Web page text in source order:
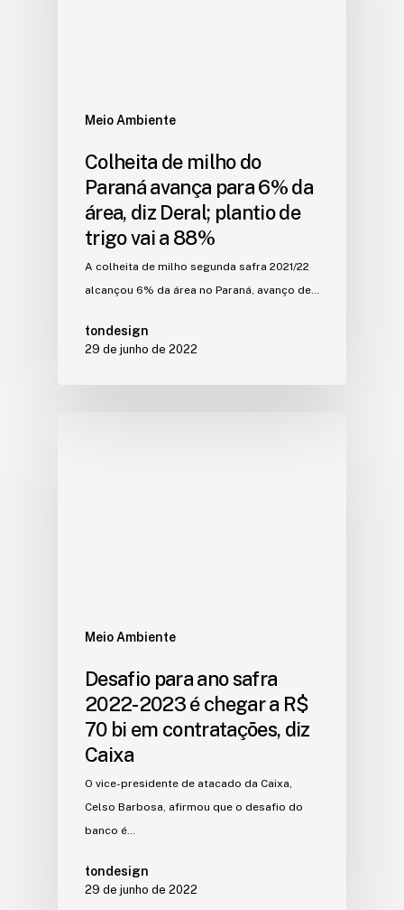
Meio Ambiente
Colheita de milho do
Paraná avança para 6% da
área, diz Deral; plantio de
trigo vai a 88%
A colheita de milho segunda safra 2021/22
alcançou 6% da área no Paraná, avanço de…
tondesign
29 de junho de 2022
Meio Ambiente
Desafio para ano safra
2022-2023 é chegar a R$
70 bi em contratações, diz
Caixa
O vice-presidente de atacado da Caixa,
Celso Barbosa, afirmou que o desafio do
banco é…
tondesign
29 de junho de 2022